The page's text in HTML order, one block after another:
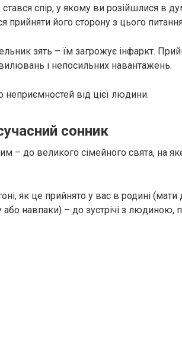
спір, у якому ви розійшлися в
прийняти його сторону з цього
зять – їм загрожує інфаркт.
і непосильних навантажень.
неприємностей від цієї людини.
сонник
– до великого сімейного свята, на
як це прийнято у вас в родині
або навпаки) – до зустрічі з людиною,